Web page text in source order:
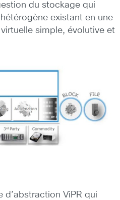
du stockage qui
existant en une
simple, évolutive et
d’abstraction ViPR qui